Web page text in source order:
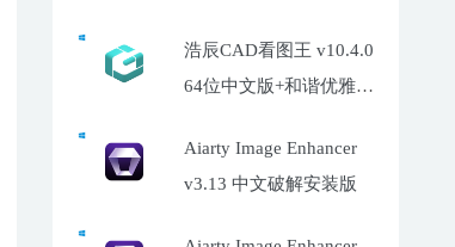
工具
浩辰CAD看图王 v10.4.0
64位中文版+和谐优雅补
Aiarty Image Enhancer
v3.13 中文破解安装版